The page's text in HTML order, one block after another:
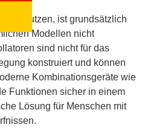
zu nutzen, ist grundsätzlich
Modellen nicht
sind nicht für das
konstruiert und können
Kombinationsgeräte wie
Funktionen sicher in einem
Lösung für Menschen mit